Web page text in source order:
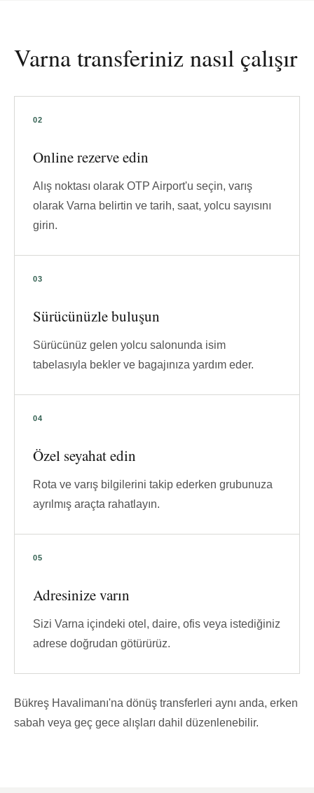
Varna transferiniz nasıl çalışır
Online rezerve edin
Alış noktası olarak OTP Airport'u seçin, varış
olarak Varna belirtin ve tarih, saat, yolcu sayısını
girin.
Sürücünüzle buluşun
Sürücünüz gelen yolcu salonunda isim
tabelasıyla bekler ve bagajınıza yardım eder.
Özel seyahat edin
Rota ve varış bilgilerini takip ederken grubunuza
ayrılmış araçta rahatlayın.
Adresinize varın
Sizi Varna içindeki otel, daire, ofis veya istediğiniz
adrese doğrudan götürürüz.
Bükreş Havalimanı'na dönüş transferleri aynı anda, erken
sabah veya geç gece alışları dahil düzenlenebilir.